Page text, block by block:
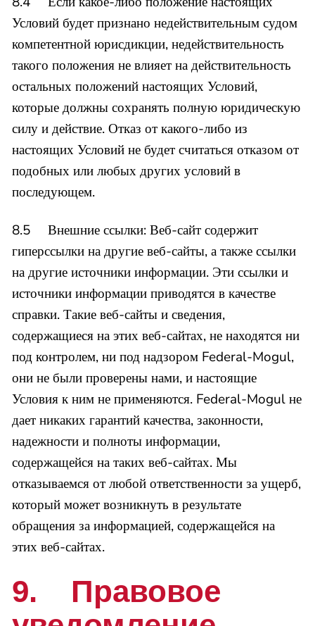
Условий будет признано недействительным судом
компетентной юрисдикции, недействительность
такого положения не влияет на действительность
остальных положений настоящих Условий,
которые должны сохранять полную юридическую
силу и действие. Отказ от какого-либо из
настоящих Условий не будет считаться отказом от
подобных или любых других условий в
последующем.
8.5 Внешние ссылки: Веб-сайт содержит
гиперссылки на другие веб-сайты, а также ссылки
на другие источники информации. Эти ссылки и
источники информации приводятся в качестве
справки. Такие веб-сайты и сведения,
содержащиеся на этих веб-сайтах, не находятся ни
под контролем, ни под надзором Federal-Mogul,
они не были проверены нами, и настоящие
Условия к ним не применяются. Federal-Mogul не
дает никаких гарантий качества, законности,
надежности и полноты информации,
содержащейся на таких веб-сайтах. Мы
отказываемся от любой ответственности за ущерб,
который может возникнуть в результате
обращения за информацией, содержащейся на
этих веб-сайтах.
9. Правовое